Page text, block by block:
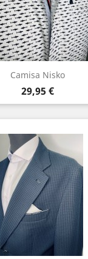
Camisa Nisko
Precio
29,95 €